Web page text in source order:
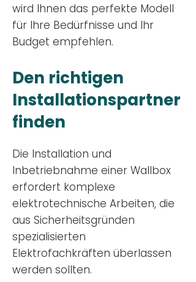
wird Ihnen das perfekte Modell
für Ihre Bedürfnisse und Ihr
Budget empfehlen.
Den richtigen
Installationspartner
finden
Die Installation und
Inbetriebnahme einer Wallbox
erfordert komplexe
elektrotechnische Arbeiten, die
aus Sicherheitsgründen
spezialisierten
Elektrofachkräften überlassen
werden sollten.